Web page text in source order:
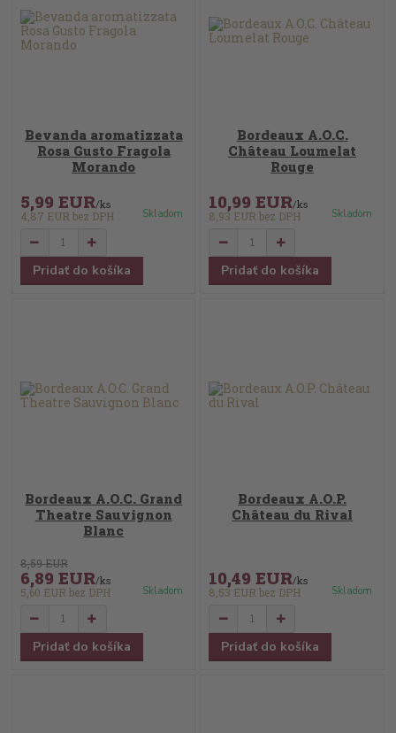
Bevanda aromatizzata
Rosa Gusto Fragola
Morando
5,99 EUR/ks
4,87 EUR bez DPH Skladom
Pridať do košíka
Bordeaux A.O.C.
Château Loumelat
Rouge
10,99 EUR/ks
8,93 EURbez DPH Skladom
Pridať do košíka
Bordeaux A.O.C. Grand
Theatre Sauvignon
Blanc
8,59 EUR
6,89 EUR/ks
5,60 EUR bez DPH Skladom
Pridať do košíka
Bordeaux A.O.P.
Château du Rival
10,49 EUR/ks
8,53 EURbez DPH Skladom
Pridať do košíka